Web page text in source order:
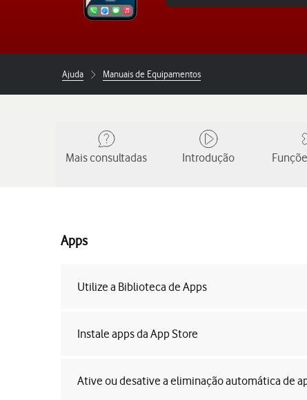
Ajuda Manuais de Equipamentos
Mais consultadas Introdução
Apps
Utilize a Biblioteca de Apps
Instale apps da App Store
Ative ou desative a eliminação automática de